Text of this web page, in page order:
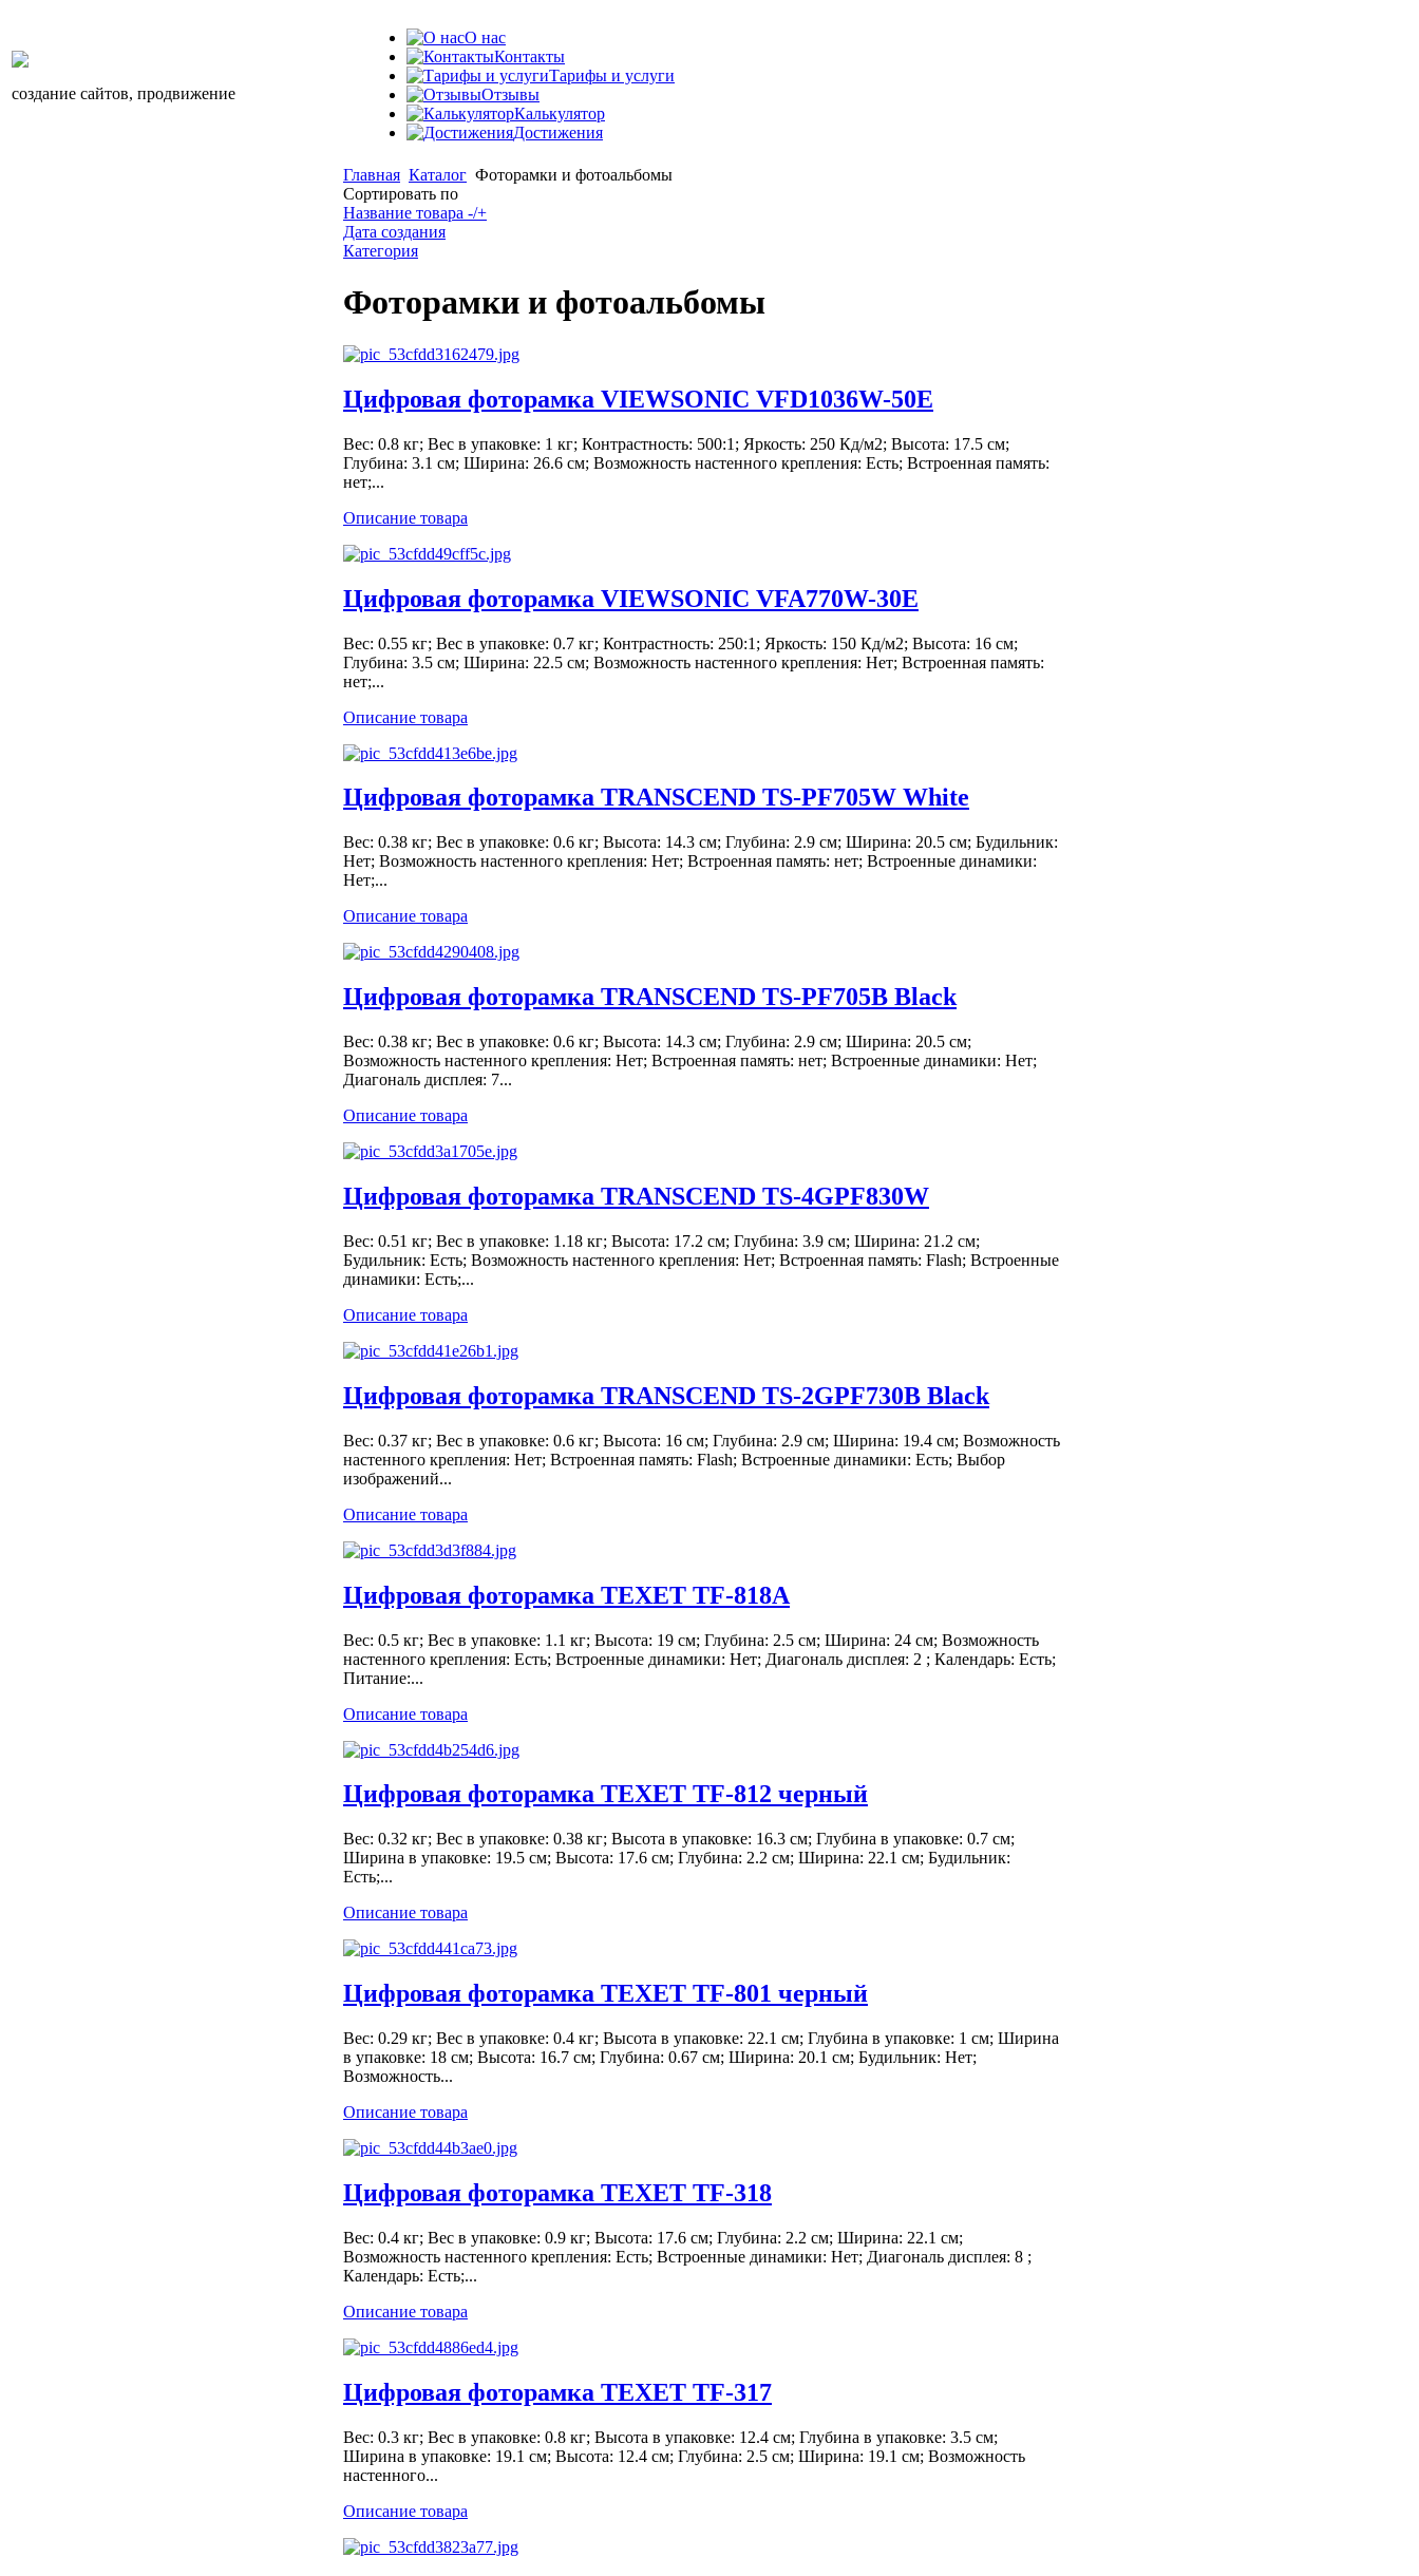
создание сайтов, продвижение
О нас
Контакты
Тарифы и услуги
Отзывы
Калькулятор
Достижения
Главная Каталог Фоторамки и фотоальбомы
Сортировать по
Название товара -/+
Дата создания
Категория
Фоторамки и фотоальбомы
Цифровая фоторамка VIEWSONIC VFD1036W-50E
Вес: 0.8 кг; Вес в упаковке: 1 кг; Контрастность: 500:1; Яркость: 250 Кд/м2; Высота: 17.5 см;
Глубина: 3.1 см; Ширина: 26.6 см; Возможность настенного крепления: Есть; Встроенная память:
нет;...
Описание товара
Цифровая фоторамка VIEWSONIC VFA770W-30E
Вес: 0.55 кг; Вес в упаковке: 0.7 кг; Контрастность: 250:1; Яркость: 150 Кд/м2; Высота: 16 см;
Глубина: 3.5 см; Ширина: 22.5 см; Возможность настенного крепления: Нет; Встроенная память:
нет;...
Описание товара
Цифровая фоторамка TRANSCEND TS-PF705W White
Вес: 0.38 кг; Вес в упаковке: 0.6 кг; Высота: 14.3 см; Глубина: 2.9 см; Ширина: 20.5 см; Будильник:
Нет; Возможность настенного крепления: Нет; Встроенная память: нет; Встроенные динамики:
Нет;...
Описание товара
Цифровая фоторамка TRANSCEND TS-PF705B Black
Вес: 0.38 кг; Вес в упаковке: 0.6 кг; Высота: 14.3 см; Глубина: 2.9 см; Ширина: 20.5 см;
Возможность настенного крепления: Нет; Встроенная память: нет; Встроенные динамики: Нет;
Диагональ дисплея: 7...
Описание товара
Цифровая фоторамка TRANSCEND TS-4GPF830W
Вес: 0.51 кг; Вес в упаковке: 1.18 кг; Высота: 17.2 см; Глубина: 3.9 см; Ширина: 21.2 см;
Будильник: Есть; Возможность настенного крепления: Нет; Встроенная память: Flash; Встроенные
динамики: Есть;...
Описание товара
Цифровая фоторамка TRANSCEND TS-2GPF730B Black
Вес: 0.37 кг; Вес в упаковке: 0.6 кг; Высота: 16 см; Глубина: 2.9 см; Ширина: 19.4 см; Возможность
настенного крепления: Нет; Встроенная память: Flash; Встроенные динамики: Есть; Выбор
изображений...
Описание товара
Цифровая фоторамка TEXET TF-818A
Вес: 0.5 кг; Вес в упаковке: 1.1 кг; Высота: 19 см; Глубина: 2.5 см; Ширина: 24 см; Возможность
настенного крепления: Есть; Встроенные динамики: Нет; Диагональ дисплея: 2 ; Календарь: Есть;
Питание:...
Описание товара
Цифровая фоторамка TEXET TF-812 черный
Вес: 0.32 кг; Вес в упаковке: 0.38 кг; Высота в упаковке: 16.3 см; Глубина в упаковке: 0.7 см;
Ширина в упаковке: 19.5 см; Высота: 17.6 см; Глубина: 2.2 см; Ширина: 22.1 см; Будильник:
Есть;...
Описание товара
Цифровая фоторамка TEXET TF-801 черный
Вес: 0.29 кг; Вес в упаковке: 0.4 кг; Высота в упаковке: 22.1 см; Глубина в упаковке: 1 см; Ширина
в упаковке: 18 см; Высота: 16.7 см; Глубина: 0.67 см; Ширина: 20.1 см; Будильник: Нет;
Возможность...
Описание товара
Цифровая фоторамка TEXET TF-318
Вес: 0.4 кг; Вес в упаковке: 0.9 кг; Высота: 17.6 см; Глубина: 2.2 см; Ширина: 22.1 см;
Возможность настенного крепления: Есть; Встроенные динамики: Нет; Диагональ дисплея: 8 ;
Календарь: Есть;...
Описание товара
Цифровая фоторамка TEXET TF-317
Вес: 0.3 кг; Вес в упаковке: 0.8 кг; Высота в упаковке: 12.4 см; Глубина в упаковке: 3.5 см;
Ширина в упаковке: 19.1 см; Высота: 12.4 см; Глубина: 2.5 см; Ширина: 19.1 см; Возможность
настенного...
Описание товара